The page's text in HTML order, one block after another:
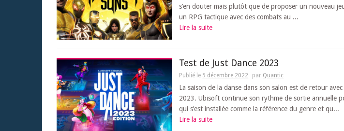
s’en douter mais plutôt que de proposer un nouveau jeu
un RPG tactique avec des combats au ...
Lire la suite
Test de Just Dance 2023
Publié le 5 décembre 2022 par Quantic
La saison de la danse dans son salon est de retour avec
2023. Ubisoft continue son rythme de sortie annuelle
qui s’est installée comme la référence du genre et qu...
Lire la suite